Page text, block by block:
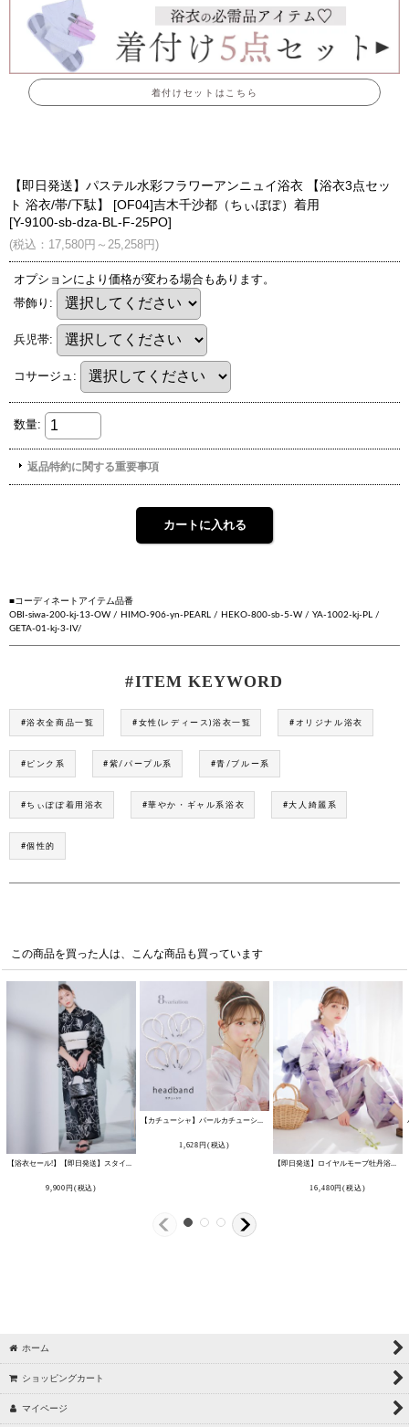
着付けセットはこちら
■コーディネートアイテム品番
OBI-siwa-200-kj-13-OW / HIMO-906-yn-PEARL / HEKO-800-sb-5-W / YA-1002-kj-PL /
GETA-01-kj-3-IV/
#ITEM KEYWORD
#浴衣全商品一覧 #女性(レディース)浴衣一覧 #オリジナル浴衣
#ピンク系 #紫/パープル系 #青/ブルー系
#ちぃぽぽ着用浴衣 #華やか・ギャル系浴衣 #大人綺麗系
#個性的
この商品を買った人は、こんな商品も買っています
【浴衣セール!】【即日発送】スタイリッシュモダン大人浴衣 【浴衣3点セット 浴衣/帯/下駄】 [OF04] [Y-9221-kj-B-F-
9,900 円 (税込)
【カチューシャ】パールカチューシャ 8種類 ヘアアクセサリー[HC02] [YA-1079-kj
1,628 円 (税込)
【即日発送】ロイヤルモーブ牡丹浴衣 【浴衣3点セット 浴衣/帯/下駄】 [OF04]吉木千沙都（ちぃぽぽ）着用
16,480円(税込)
ホーム
ショッピングカート
マイページ